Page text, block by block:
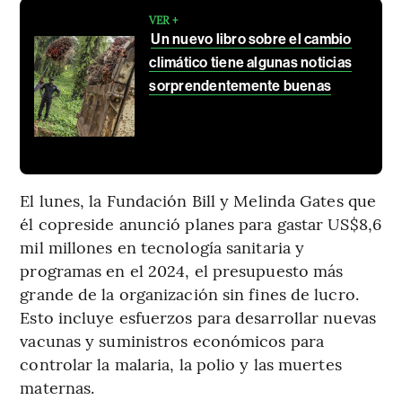
VER +
Un nuevo libro sobre el cambio
climático tiene algunas noticias
sorprendentemente buenas
El lunes, la Fundación Bill y Melinda Gates que
él copreside anunció planes para gastar US$8,6
mil millones en tecnología sanitaria y
programas en el 2024, el presupuesto más
grande de la organización sin fines de lucro.
Esto incluye esfuerzos para desarrollar nuevas
vacunas y suministros económicos para
controlar la malaria, la polio y las muertes
maternas.